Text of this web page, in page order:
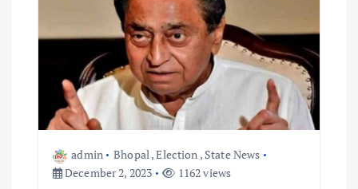
a
admin Bhopal,Election , State News
December 2, 2023
1162 views